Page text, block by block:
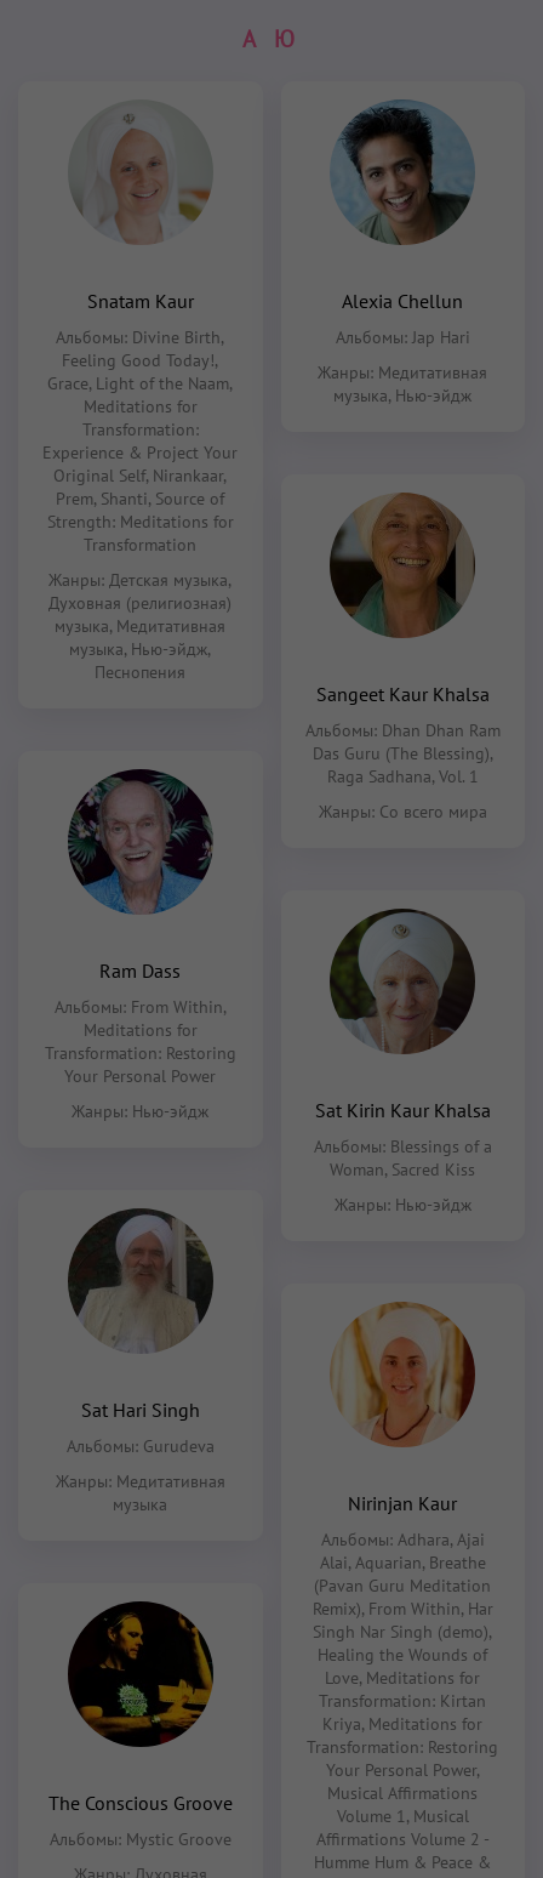
А
Ю
Snatam Kaur
Альбомы: Divine Birth,
Feeling Good Today!,
Grace, Light of the Naam,
Meditations for
Transformation:
Experience & Project Your
Original Self, Nirankaar,
Prem, Shanti, Source of
Strength: Meditations for
Transformation
Жанры:Детская музыка,
Духовная (религиозная)
музыка, Медитативная
музыка, Нью-эйдж,
Песнопения
Alexia Chellun
Альбомы: Jap Hari
Жанры: Медитативная
музыка, Нью-эйдж
Ram Dass
Альбомы: From Within,
Meditations for
Transformation: Restoring
Your Personal Power
Жанры: Нью-эйдж
Sangeet Kaur Khalsa
Альбомы: Dhan Dhan Ram
Das Guru (The Blessing),
Raga Sadhana, Vol. 1
Жанры: Со всего мира
Sat Hari Singh
Альбомы: Gurudeva
Жанры: Медитативная
музыка
Sat Kirin Kaur Khalsa
Альбомы: Blessings of a
Woman, Sacred Kiss
Жанры: Нью-эйдж
The Conscious Groove
Альбомы: Mystic Groove
Nirinjan Kaur
Альбомы: Adhara, Ajai
Alai, Aquarian, Breathe
(Pavan Guru Meditation
Remix), From Within, Har
Singh Nar Singh (demo),
Healing the Wounds of
Love, Meditations for
Transformation: Kirtan
Kriya, Meditations for
Transformation: Restoring
Your Personal Power,
Musical Affirmations
Volume 1, Musical
Affirmations Volume 2 -
Humme Hum & Peace &